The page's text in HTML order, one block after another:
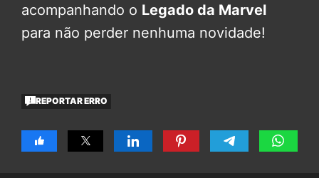
acompanhando o Legado da Marvel
para não perder nenhuma novidade!
REPORTAR ERRO